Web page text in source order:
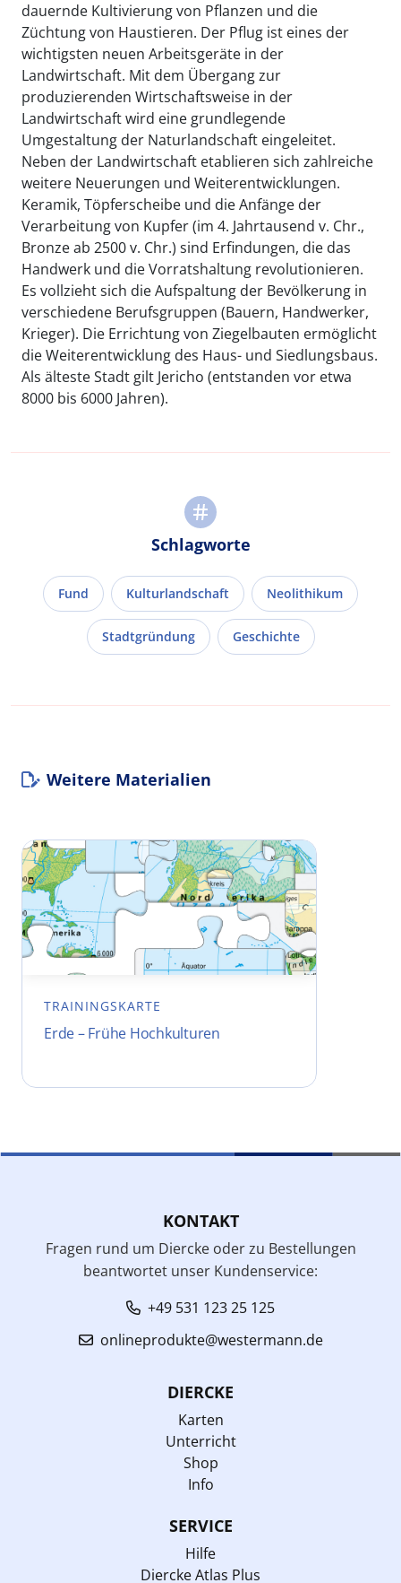
dauernde Kultivierung von Pflanzen und die
Züchtung von Haustieren. Der Pflug ist eines der
wichtigsten neuen Arbeitsgeräte in der
Landwirtschaft. Mit dem Übergang zur
produzierenden Wirtschaftsweise in der
Landwirtschaft wird eine grundlegende
Umgestaltung der Naturlandschaft eingeleitet.
Neben der Landwirtschaft etablieren sich zahlreiche
weitere Neuerungen und Weiterentwicklungen.
Keramik, Töpferscheibe und die Anfänge der
Verarbeitung von Kupfer (im 4. Jahrtausend v. Chr.,
Bronze ab 2500 v. Chr.) sind Erfindungen, die das
Handwerk und die Vorratshaltung revolutionieren.
Es vollzieht sich die Aufspaltung der Bevölkerung in
verschiedene Berufsgruppen (Bauern, Handwerker,
Krieger). Die Errichtung von Ziegelbauten ermöglicht
die Weiterentwicklung des Haus- und Siedlungsbaus.
Als älteste Stadt gilt Jericho (entstanden vor etwa
8000 bis 6000 Jahren).
Schlagworte
Fund Kulturlandschaft Neolithikum
Stadtgründung Geschichte
Weitere Materialien
TRAININGSKARTE
Erde – Frühe Hochkulturen
KONTAKT
Fragen rund um Diercke oder zu Bestellungen
beantwortet unser Kundenservice:
+49 531 123 25 125
onlineprodukte@westermann.de
DIERCKE
Karten
Unterricht
Shop
Info
SERVICE
Hilfe
Diercke Atlas Plus